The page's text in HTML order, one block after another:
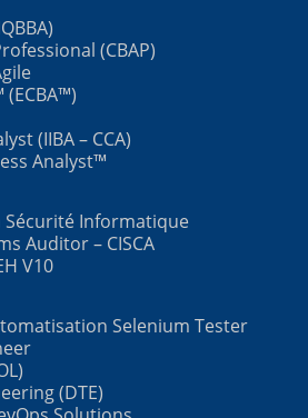
(CBAP)
(IIBA – CCA)
Analyst™
Sécurité Informatique
Auditor – CISCA
V10
Selenium Tester
(DTE)